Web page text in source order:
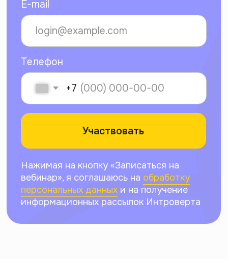
Для кого этот
интенсив?
Для любителей искусства,
кто мечтает работать в этой
сфере, но не знает, с чего
Для тех, кто в поиске
вдохновения и новых
возможностей для
самореализации